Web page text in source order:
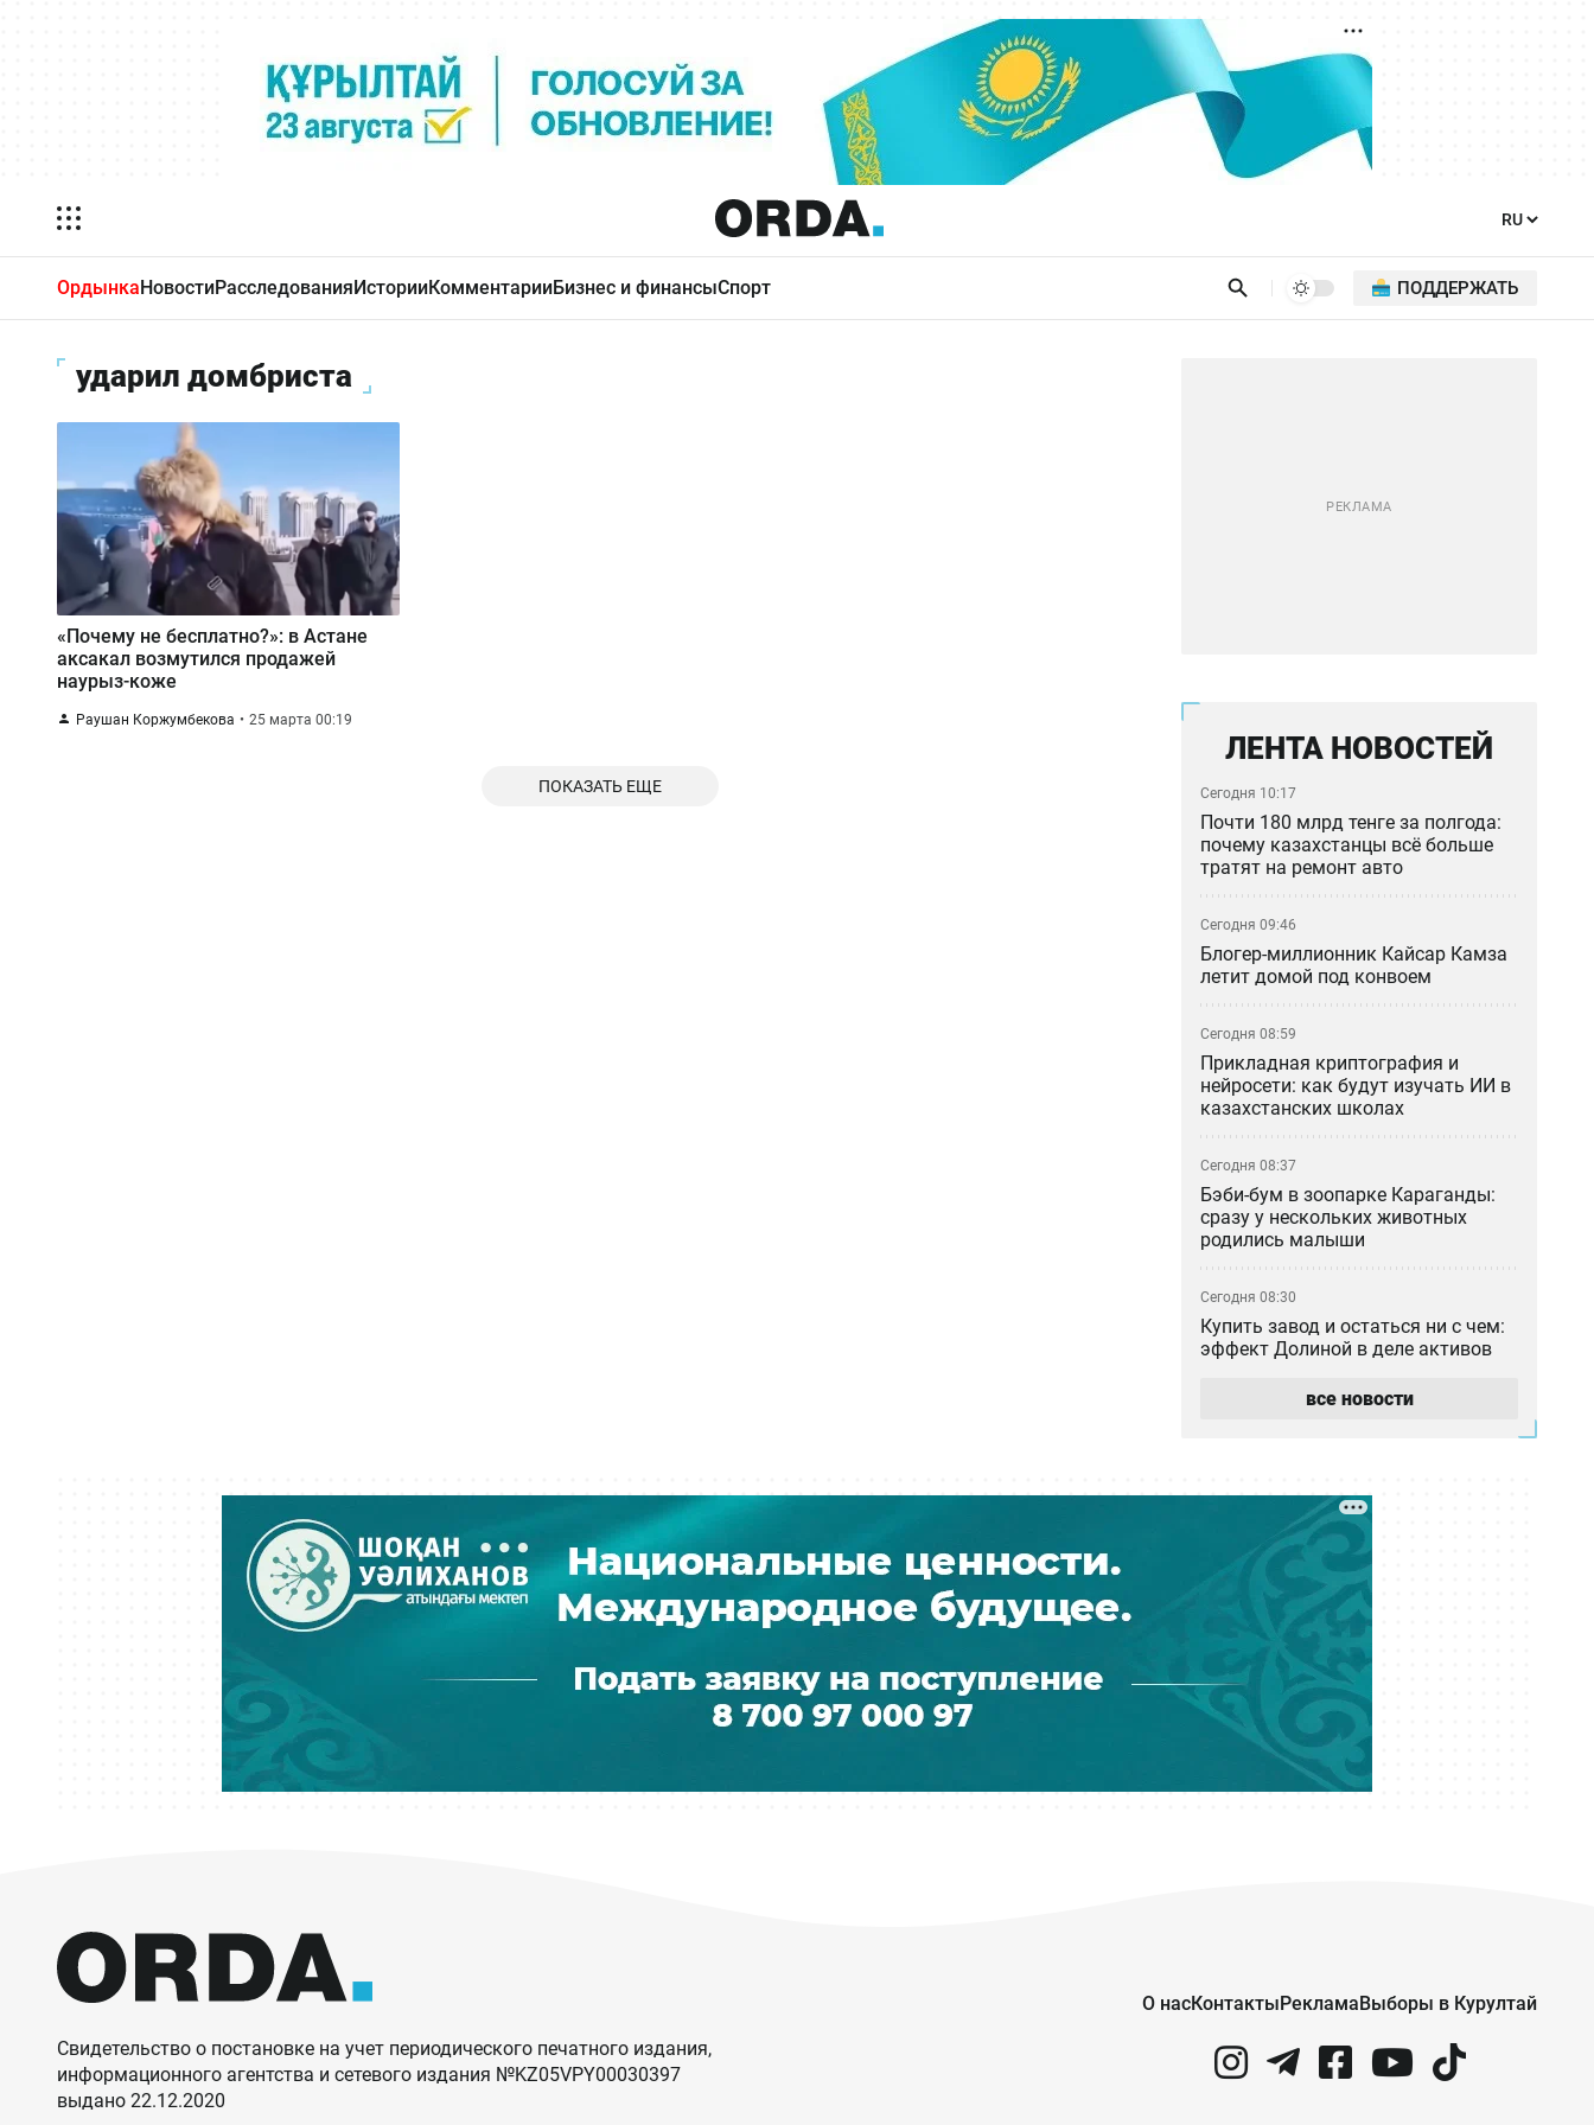
ОрдынкаНовостиРасследованияИсторииКомментарииБизнес и финансыСпорт ПОДДЕРЖАТЬ
ударил домбриста
«Почему не бесплатно?»: в Астане
аксакал возмутился продажей
наурыз-коже
Раушан Коржумбекова 25 марта 00:19
ПОКАЗАТЬ ЕЩЕ
ЛЕНТА НОВОСТЕЙ
Сегодня 10:17
Почти 180 млрд тенге за полгода:
почему казахстанцы всё больше
тратят на ремонт авто
Сегодня 09:46
Блогер-миллионник Кайсар Камза
летит домой под конвоем
Сегодня 08:59
Прикладная криптография и
нейросети: как будут изучать ИИ в
казахстанских школах
Сегодня 08:37
Бэби-бум в зоопарке Караганды:
сразу у нескольких животных
родились малыши
Сегодня 08:30
Купить завод и остаться ни с чем:
эффект Долиной в деле активов
Сегодня 01:39
Экс-супруга Бишимбаева заявила,
что бывшая свекровь хочет
отсудить у неё 25 млн тенге
Вчера 22:03
Из Алматы депортировали 35
граждан Индии
Тигрица в окрестностях Балхаша —
настоящая или ИИ?
все новости
Свидетельство о постановке на учет периодического печатного издания,
информационного агентства и сетевого издания №KZ05VPY00030397
выдано 22.12.2020
О насКонтактыРекламаВыборы в Курултай